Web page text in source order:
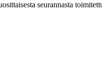
seurannasta